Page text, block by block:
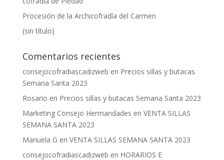
Procesión de la Archicofradía del Carmen
(sin título)
Comentarios recientes
consejocofradiascadizweb en Precios sillas y butacas
Semana Santa 2023
Rosario en Precios sillas y butacas Semana Santa 2023
Marketing Consejo Hermandades en VENTA SILLAS
SEMANA SANTA 2023
Manuela G en VENTA SILLAS SEMANA SANTA 2023
consejocofradiascadizweb en HORARIOS E